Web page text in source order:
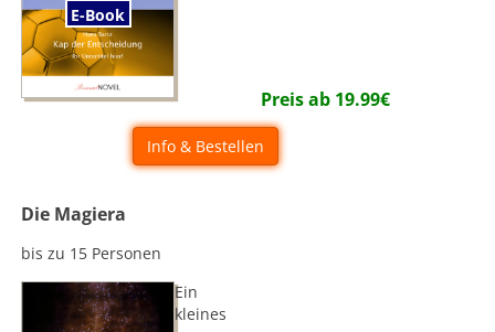
E-Book
Preis ab 19.99€
Info & Bestellen
Die Magiera
bis zu 15 Personen
Ein
kleines